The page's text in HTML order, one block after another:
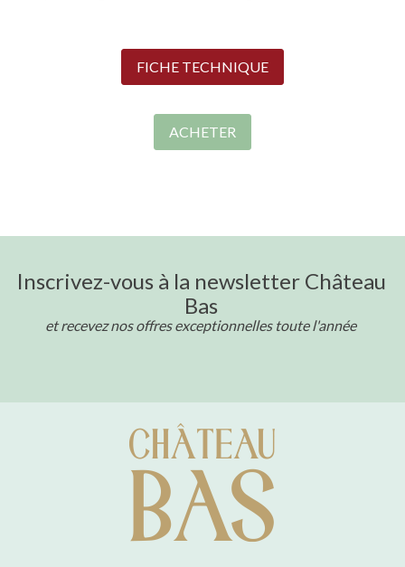
FICHE TECHNIQUE
ACHETER
Inscrivez-vous à la newsletter Château
Bas
et recevez nos offres exceptionnelles toute l'année